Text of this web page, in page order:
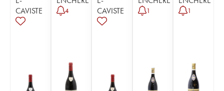
CAVISTE
4
CAVISTE
1 1